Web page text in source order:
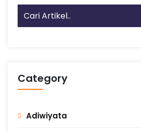
Category
Adiwiyata